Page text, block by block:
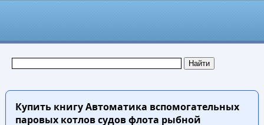
Купить книгуАвтоматика вспомогательных
паровых котлов судов флота рыбной